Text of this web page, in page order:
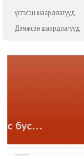
Үүсгэсэн шаардлагууд
Дэмжсэн шаардлагууд